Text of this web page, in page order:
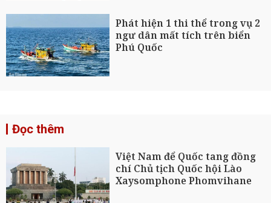
Phát hiện 1 thi thể trong vụ 2
ngư dân mất tích trên biển
Phú Quốc
Đọc thêm
Việt Nam để Quốc tang đồng
chí Chủ tịch Quốc hội Lào
Xaysomphone Phomvihane